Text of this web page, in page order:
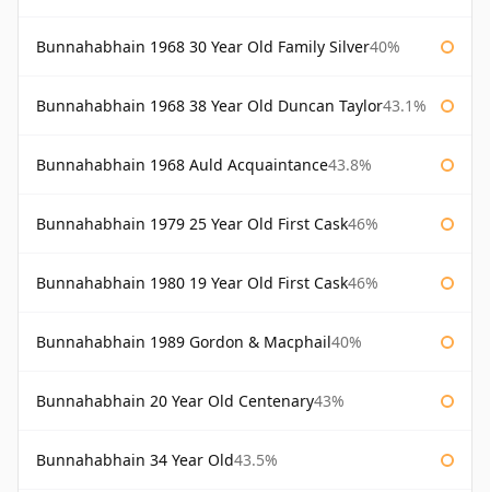
Bunnahabhain 1968 30 Year Old Family Silver40%
Bunnahabhain 1968 38 Year Old Duncan Taylor43.1%
Bunnahabhain 1968 Auld Acquaintance43.8%
Bunnahabhain 1979 25 Year Old First Cask46%
Bunnahabhain 1980 19 Year Old First Cask46%
Bunnahabhain 1989 Gordon & Macphail40%
Bunnahabhain 20 Year Old Centenary43%
Bunnahabhain 34 Year Old43.5%